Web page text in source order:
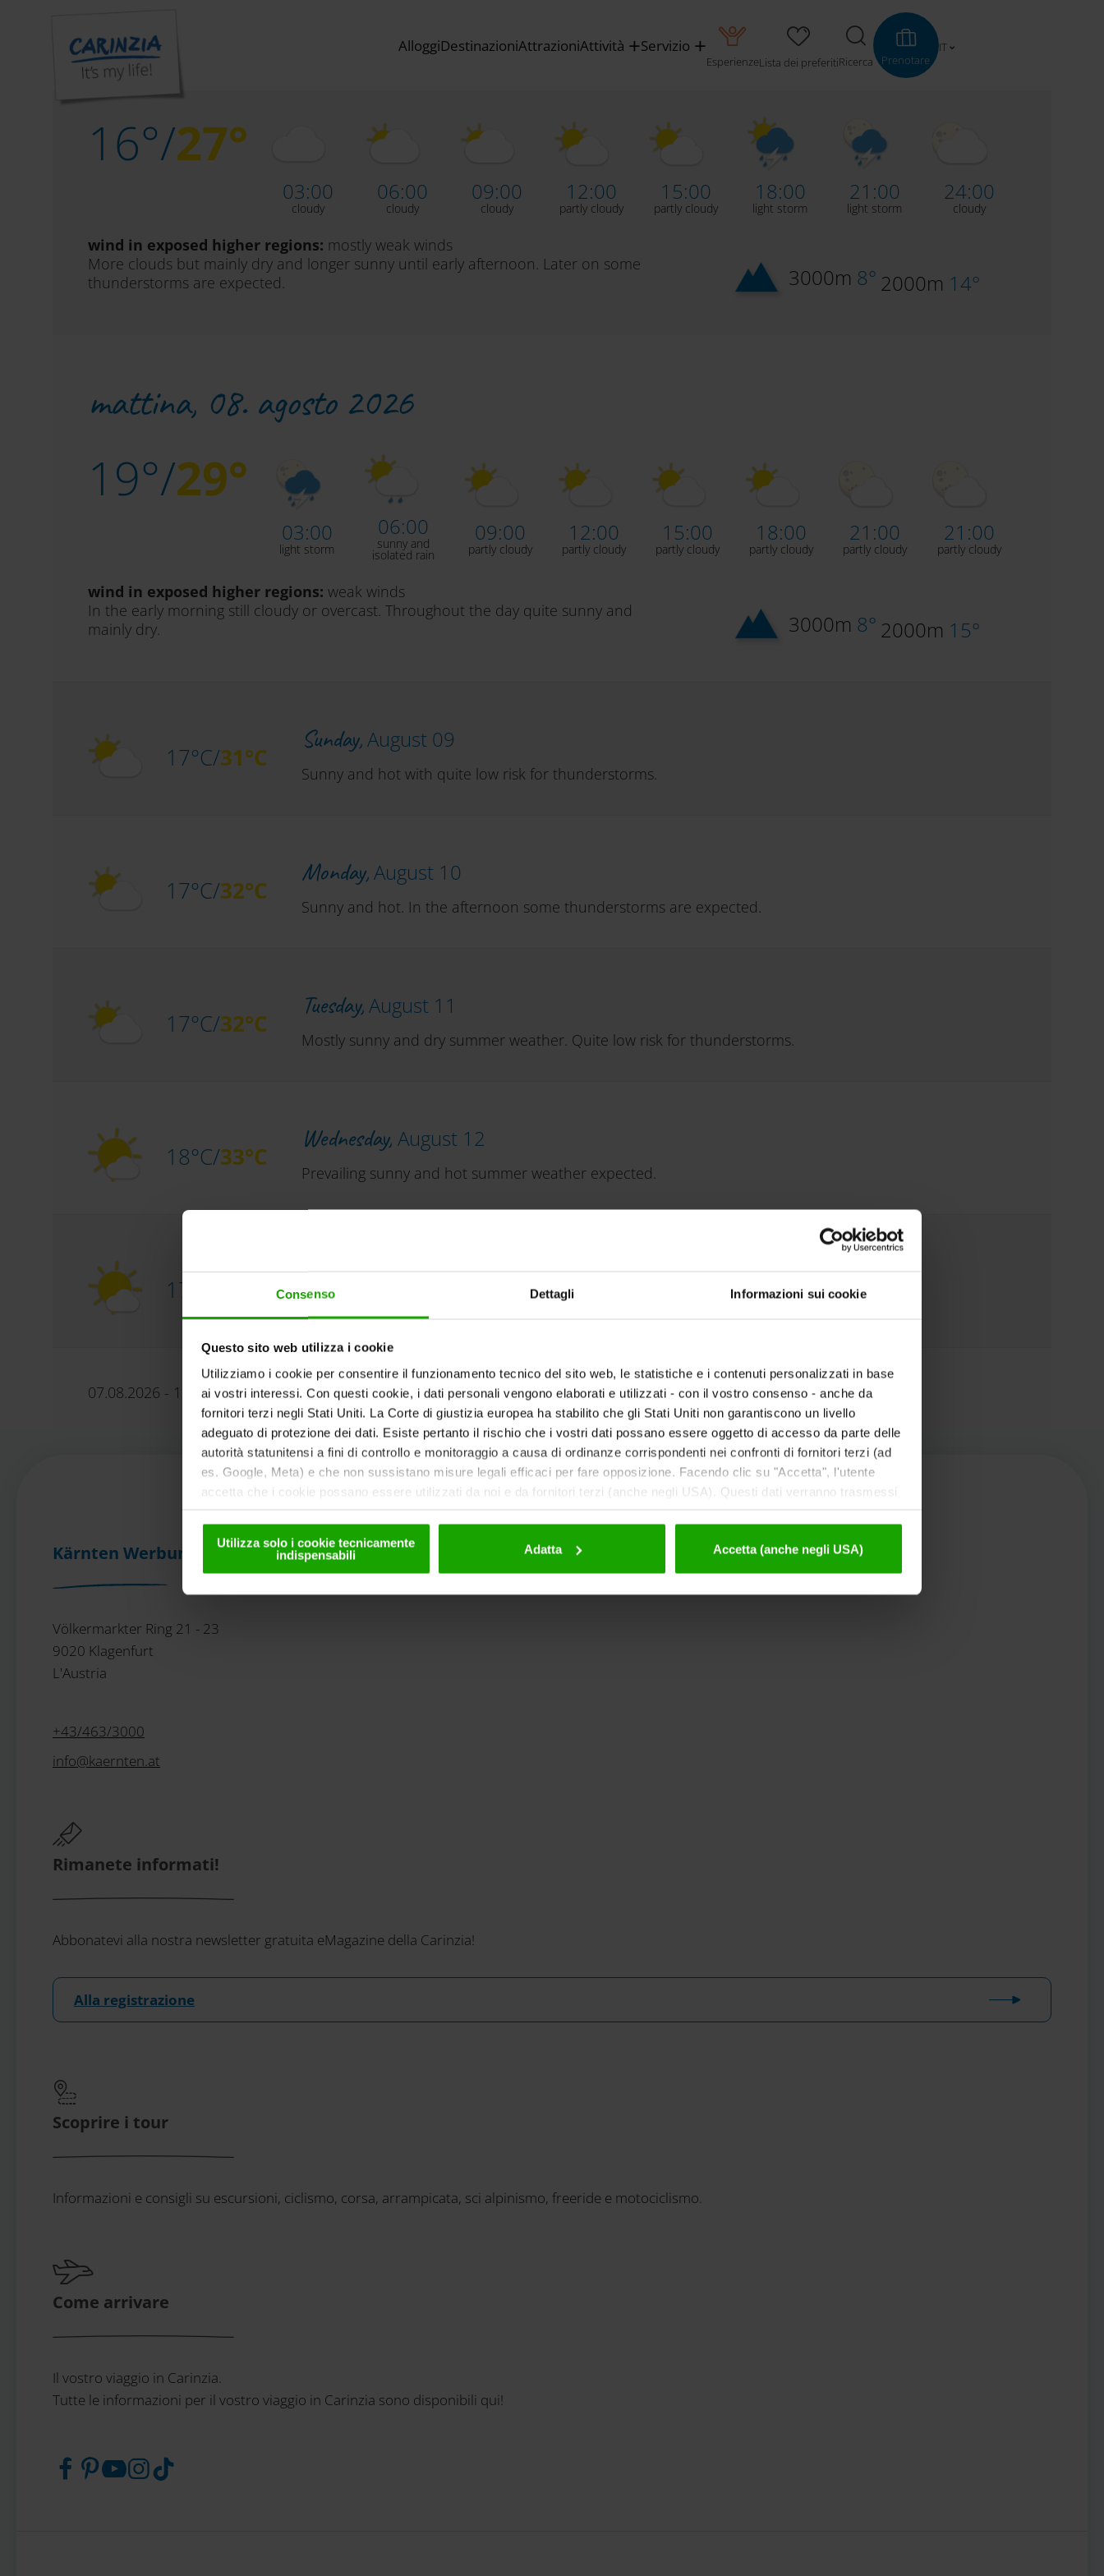
Consenso Dettagli Informazioni sui cookie
Questo sito web utilizza i cookie
Utilizziamo i cookie per consentire il funzionamento tecnico del sito web, le statistiche e i contenuti personalizzati in base
ai vostri interessi. Con questi cookie, i dati personali vengono elaborati e utilizzati - con il vostro consenso - anche da
fornitori terzi negli Stati Uniti. La Corte di giustizia europea ha stabilito che gli Stati Uniti non garantiscono un livello
adeguato di protezione dei dati. Esiste pertanto il rischio che i vostri dati possano essere oggetto di accesso da parte delle
autorità statunitensi a fini di controllo e monitoraggio a causa di ordinanze corrispondenti nei confronti di fornitori terzi (ad
es. Google, Meta) e che non sussistano misure legali efficaci per fare opposizione. Facendo clic su "Accetta", l'utente
accetta che i cookie possano essere utilizzati da noi e da fornitori terzi (anche negli USA). Questi dati verranno trasmessi
Utilizza solo i cookie tecnicamente
indispensabili
Adatta Accetta (anche negli USA)
AlloggiDestinazioniAttrazioniAttività Servizio
EsperienzeLista dei preferitiRicerca Prenotare
IT
Il tempo oggi, 07. agosto 2026
16°/27°
03:00
cloudy
06:00
cloudy
09:00
cloudy
12:00
partly cloudy
15:00
partly cloudy
18:00
light storm
21:00
light storm
24:00
cloudy
wind in exposed higher regions: mostly weak winds
More clouds but mainly dry and longer sunny until early afternoon. Later on some
thunderstorms are expected.
3000m 8° 2000m 14°
mattina, 08. agosto 2026
19°/29°
03:00
light storm
06:00
sunny and
isolated rain
09:00
partly cloudy
12:00
partly cloudy
15:00
partly cloudy
18:00
partly cloudy
21:00
partly cloudy
21:00
partly cloudy
wind in exposed higher regions: weak winds
In the early morning still cloudy or overcast. Throughout the day quite sunny and
mainly dry.
3000m 8° 2000m 15°
17°C/31°C
Sunday,August 09
Sunny and hot with quite low risk for thunderstorms.
17°C/32°C
Monday,August 10
Sunny and hot. In the afternoon some thunderstorms are expected.
17°C/32°C
Tuesday,August 11
Mostly sunny and dry summer weather. Quite low risk for thunderstorms.
18°C/33°C
Wednesday, August 12
Prevailing sunny and hot summer weather expected.
17°C/
Thursday,
Again sunny and hot. Low risk for thunderstorms.
07.08.2026 - 16:26 - Zentralanstalt für Meteorologie und Geodynamik (ZAMG) - The weather experts in Carinthia
Kärnten Werbung
Völkermarkter Ring 21 - 23
9020 Klagenfurt
L'Austria
+43/463/3000
info@kaernten at
Rimanete informati!
Abbonatevi alla nostra newsletter gratuita eMagazine della Carinzia!
Alla registrazione
Scoprire i tour
Informazioni e consigli su escursioni, ciclismo, corsa, arrampicata, sci alpinismo, freeride e motociclismo.
Come arrivare
Il vostro viaggio in Carinzia.
Tutte le informazioni per il vostro viaggio in Carinzia sono disponibili qui!